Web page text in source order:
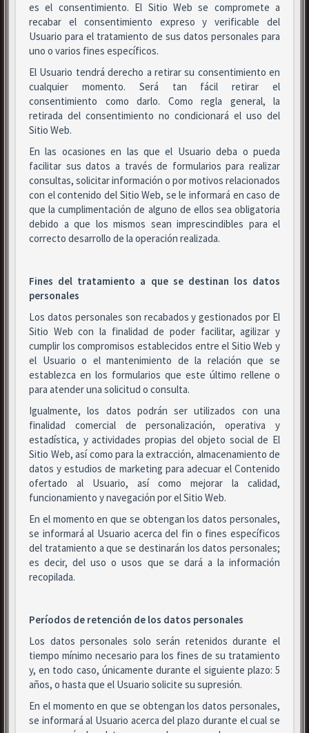
es el consentimiento. El Sitio Web se compromete a
recabar el consentimiento expreso y verificable del
Usuario para el tratamiento de sus datos personales para
uno o varios fines específicos.
El Usuario tendrá derecho a retirar su consentimiento en
cualquier momento. Será tan fácil retirar el
consentimiento como darlo. Como regla general, la
retirada del consentimiento no condicionará el uso del
Sitio Web.
En las ocasiones en las que el Usuario deba o pueda
facilitar sus datos a través de formularios para realizar
consultas, solicitar información o por motivos relacionados
con el contenido del Sitio Web, se le informará en caso de
que la cumplimentación de alguno de ellos sea obligatoria
debido a que los mismos sean imprescindibles para el
correcto desarrollo de la operación realizada.
Fines del tratamiento a que se destinan los datos
personales
Los datos personales son recabados y gestionados por El
Sitio Web con la finalidad de poder facilitar, agilizar y
cumplir los compromisos establecidos entre el Sitio Web y
el Usuario o el mantenimiento de la relación que se
establezca en los formularios que este último rellene o
para atender una solicitud o consulta.
Igualmente, los datos podrán ser utilizados con una
finalidad comercial de personalización, operativa y
estadística, y actividades propias del objeto social de El
Sitio Web, así como para la extracción, almacenamiento de
datos y estudios de marketing para adecuar el Contenido
ofertado al Usuario, así como mejorar la calidad,
funcionamiento y navegación por el Sitio Web.
En el momento en que se obtengan los datos personales,
se informará al Usuario acerca del fin o fines específicos
del tratamiento a que se destinarán los datos personales;
es decir, del uso o usos que se dará a la información
recopilada.
Períodos de retención de los datos personales
Los datos personales solo serán retenidos durante el
tiempo mínimo necesario para los fines de su tratamiento
y, en todo caso, únicamente durante el siguiente plazo: 5
años, o hasta que el Usuario solicite su supresión.
En el momento en que se obtengan los datos personales,
se informará al Usuario acerca del plazo durante el cual se